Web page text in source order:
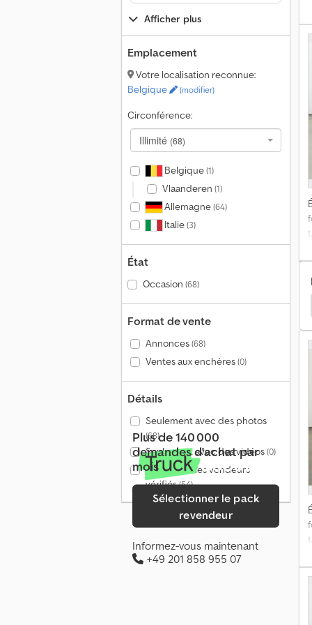
Afficher plus
Emplacement
Votre localisation reconnue:
Belgique
(modifier)
Circonférence:
Illimité (68)
Belgique(1)
Vlaanderen (1)
Allemagne(64)
Italie(3)
État
Occasion (68)
Format de vente
Annonces(68)
Ventes aux enchères(0)
Détails
Seulement avec des photos
(68)
Seulement avec des vidéos(0)
Seulement les vendeurs
vérifiés(54)
Plus de 140 000
demandes d'achat par
mois
Sélectionner le pack
revendeur
Informez-vous maintenant
+49 201 858 955 07
Chariots Élévateurs Autres Chariots Élévateurs